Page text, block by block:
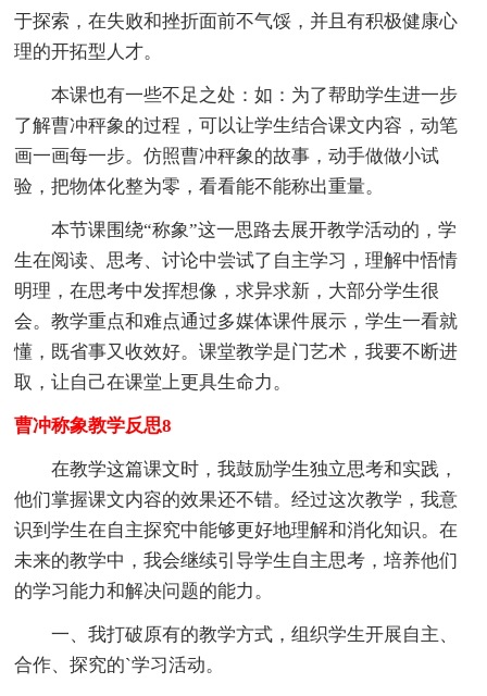
于探索，在失败和挫折面前不气馁，并且有积极健康心
理的开拓型人才。
本课也有一些不足之处：如：为了帮助学生进一步
了解曹冲秤象的过程，可以让学生结合课文内容，动笔
画一画每一步。仿照曹冲秤象的故事，动手做做小试
验，把物体化整为零，看看能不能称出重量。
本节课围绕“称象”这一思路去展开教学活动的，学
生在阅读、思考、讨论中尝试了自主学习，理解中悟情
明理，在思考中发挥想像，求异求新，大部分学生很
会。教学重点和难点通过多媒体课件展示，学生一看就
懂，既省事又收效好。课堂教学是门艺术，我要不断进
取，让自己在课堂上更具生命力。
曹冲称象教学反思8
在教学这篇课文时，我鼓励学生独立思考和实践，
他们掌握课文内容的效果还不错。经过这次教学，我意
识到学生在自主探究中能够更好地理解和消化知识。在
未来的教学中，我会继续引导学生自主思考，培养他们
的学习能力和解决问题的能力。
一、我打破原有的教学方式，组织学生开展自主、
合作、探究的`学习活动。